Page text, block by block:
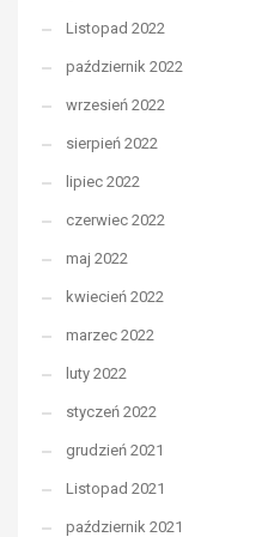
Listopad 2022
październik 2022
wrzesień 2022
sierpień 2022
lipiec 2022
czerwiec 2022
maj 2022
kwiecień 2022
marzec 2022
luty 2022
styczeń 2022
grudzień 2021
Listopad 2021
październik 2021